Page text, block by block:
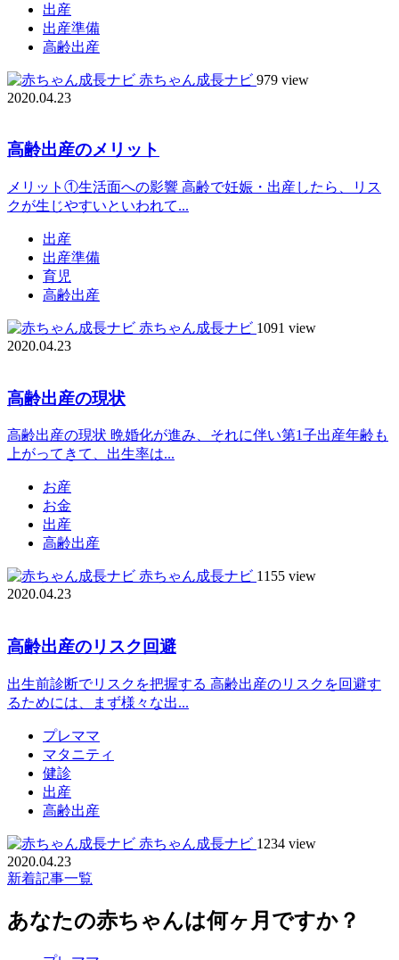
出産
出産準備
高齢出産
赤ちゃん成長ナビ 979 view
2020.04.23
高齢出産のメリット
メリット①生活面への影響 高齢で妊娠・出産したら、リス
クが生じやすいといわれて...
出産
出産準備
育児
高齢出産
赤ちゃん成長ナビ 1091 view
2020.04.23
高齢出産の現状
高齢出産の現状 晩婚化が進み、それに伴い第1子出産年齢も
上がってきて、出生率は...
お産
お金
出産
高齢出産
赤ちゃん成長ナビ 1155 view
2020.04.23
高齢出産のリスク回避
出生前診断でリスクを把握する 高齢出産のリスクを回避す
るためには、まず様々な出...
プレママ
マタニティ
健診
出産
高齢出産
赤ちゃん成長ナビ 1234 view
2020.04.23
新着記事一覧
あなたの赤ちゃんは何ヶ月ですか？